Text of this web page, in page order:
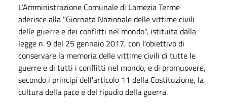
L’Amministrazione Comunale di Lamezia Terme
aderisce alla "Giornata Nazionale delle vittime civili
delle guerre e dei conflitti nel mondo", istituita dalla
legge n. 9 del 25 gennaio 2017, con l'obiettivo di
conservare la memoria delle vittime civili di tutte le
guerre e di tutti i conflitti nel mondo, e di promuovere,
secondo i principi dell'articolo 11 della Costituzione, la
cultura della pace e del ripudio della guerra.